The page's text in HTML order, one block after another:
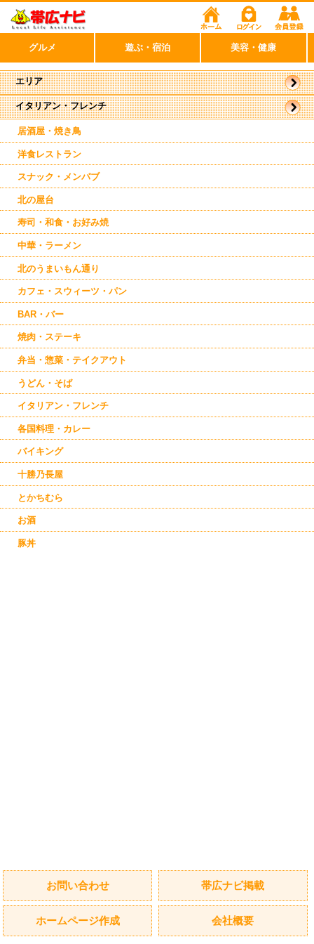
イタリアン・フレンチ
居酒屋・焼き鳥
洋食レストラン
スナック・メンパブ
北の屋台
寿司・和食・お好み焼
中華・ラーメン
北のうまいもん通り
カフェ・スウィーツ・パン
BAR・バー
焼肉・ステーキ
弁当・惣菜・テイクアウト
うどん・そば
イタリアン・フレンチ
各国料理・カレー
バイキング
十勝乃長屋
とかちむら
お酒
豚丼
エリア
帯広市
駅近郊
駅周辺
東帯広
西帯広
南帯広
音更
グルメ 遊ぶ・宿泊 美容・健康
お問い合わせ 帯広ナビ掲載
ホームページ作成 会社概要